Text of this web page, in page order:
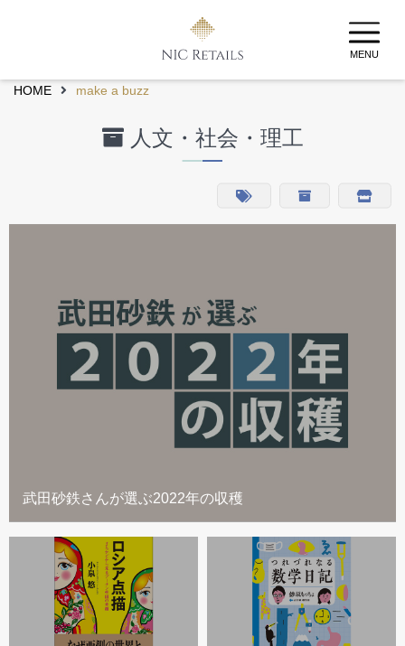
MENU
HOME make a buzz
人文・社会・理工
武田砂鉄さんが選ぶ2022年の収穫